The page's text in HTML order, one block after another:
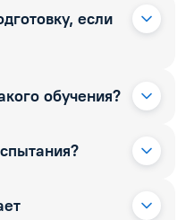
если
обучения?